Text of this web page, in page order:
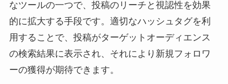
なツールの一つで、投稿のリーチと視認性を効果
的に拡大する手段です。適切なハッシュタグを利
用することで、投稿がターゲットオーディエンス
の検索結果に表示され、それにより新規フォロワ
ーの獲得が期待できます。